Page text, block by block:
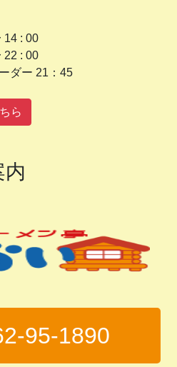
14 : 00
22 : 00
21：45
曜
ら
内
95-1890